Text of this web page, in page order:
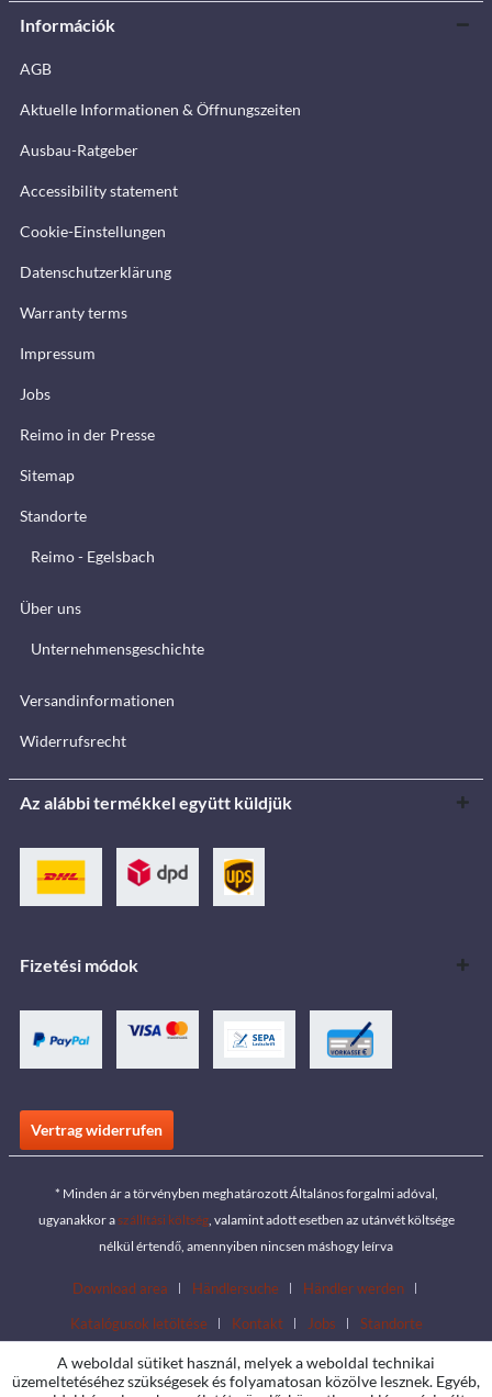
Információk
AGB
Aktuelle Informationen & Öffnungszeiten
Ausbau-Ratgeber
Accessibility statement
Cookie-Einstellungen
Datenschutzerklärung
Warranty terms
Impressum
Jobs
Reimo in der Presse
Sitemap
Standorte
Reimo - Egelsbach
Über uns
Unternehmensgeschichte
Versandinformationen
Widerrufsrecht
Az alábbi termékkel együtt küldjük
Fizetési módok
Vertrag widerrufen
* Minden ár a törvényben meghatározott Általános forgalmi adóval,
ugyanakkor aszállítási költség, valamint adott esetben az utánvét költsége
nélkül értendő, amennyiben nincsen máshogy leírva
Download area Händlersuche
Händler werden
Katalógusok letöltése
Kontakt Jobs Standorte
A weboldal sütiket használ, melyek a weboldal technikai
üzemeltetéséhez szükségesek és folyamatosan közölve lesznek. Egyéb,